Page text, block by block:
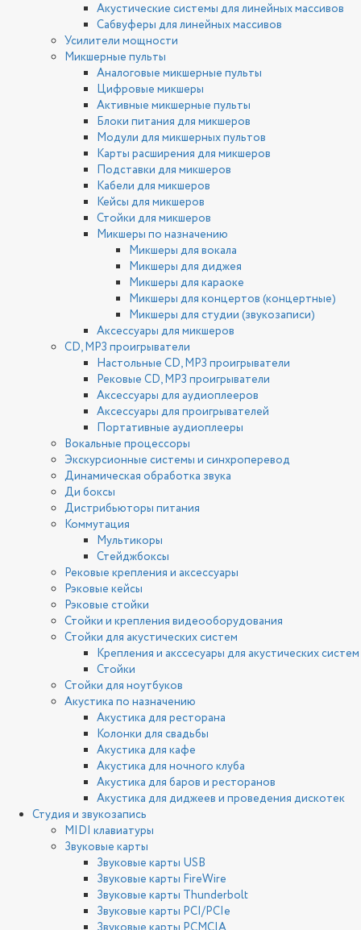
Акустические системы для линейных массивов
Сабвуферы для линейных массивов
Усилители мощности
Микшерные пульты
Аналоговые микшерные пульты
Цифровые микшеры
Активные микшерные пульты
Блоки питания для микшеров
Модули для микшерных пультов
Карты расширения для микшеров
Подставки для микшеров
Кабели для микшеров
Кейсы для микшеров
Стойки для микшеров
Микшеры по назначению
Микшеры для вокала
Микшеры для диджея
Микшеры для караоке
Микшеры для концертов (концертные)
Микшеры для студии (звукозаписи)
Аксессуары для микшеров
CD, MP3 проигрыватели
Настольные CD, MP3 проигрыватели
Рековые CD, MP3 проигрыватели
Аксессуары для аудиоплееров
Аксессуары для проигрывателей
Портативные аудиоплееры
Вокальные процессоры
Экскурсионные системы и синхроперевод
Динамическая обработка звука
Ди боксы
Дистрибьюторы питания
Коммутация
Мультикоры
Стейджбоксы
Рековые крепления и аксессуары
Рэковые кейсы
Рэковые стойки
Стойки и крепления видеооборудования
Стойки для акустических систем
Крепления и акссесуары для акустических систем
Стойки
Стойки для ноутбуков
Акустика по назначению
Акустика для ресторана
Колонки для свадьбы
Акустика для кафе
Акустика для ночного клуба
Акустика для баров и ресторанов
Акустика для диджеев и проведения дискотек
Студия и звукозапись
MIDI клавиатуры
Звуковые карты
Звуковые карты USB
Звуковые карты FireWire
Звуковые карты Thunderbolt
Звуковые карты PCI/PCIe